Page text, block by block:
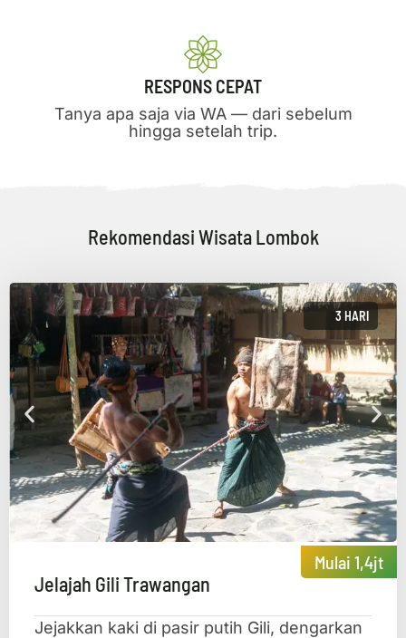
RESPONS CEPAT
Tanya apa saja via WA — dari sebelum
hingga setelah trip.
Rekomendasi Wisata Lombok
3 HARI
Mulai 1,4jt
Jelajah Gili Trawangan
Jejakkan kaki di pasir putih Gili, dengarkan